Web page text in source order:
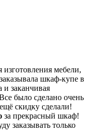
мебели,
шкаф-купе в
и заканчивая
было сделано очень
скидку сделали!
за прекрасный шкаф!
заказывать только